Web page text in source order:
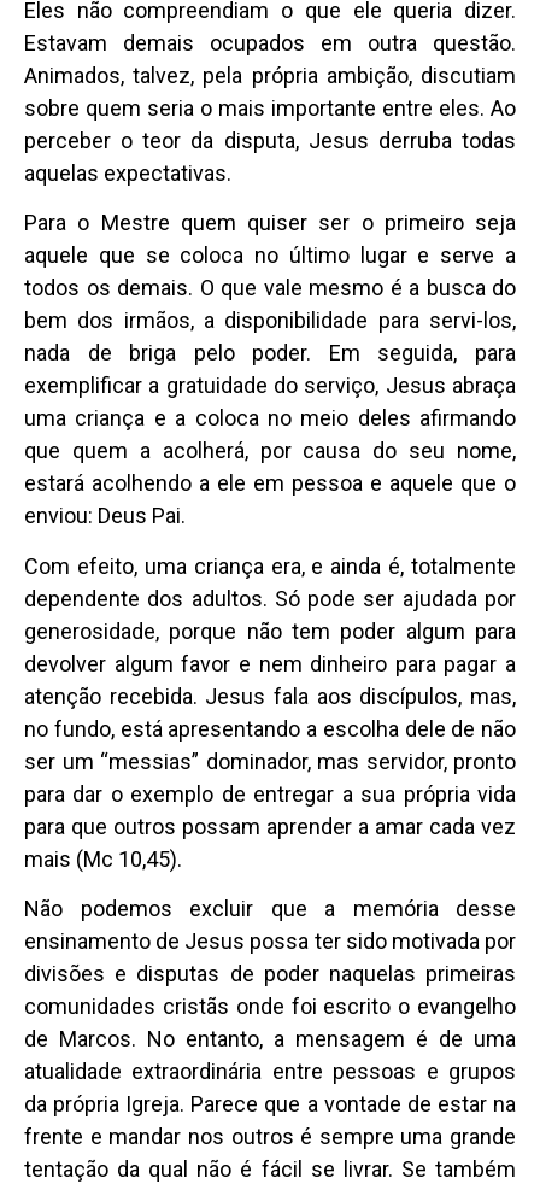
Eles não compreendiam o que ele queria dizer.
Estavam demais ocupados em outra questão.
Animados, talvez, pela própria ambição, discutiam
sobre quem seria o mais importante entre eles. Ao
perceber o teor da disputa, Jesus derruba todas
aquelas expectativas.
Para o Mestre quem quiser ser o primeiro seja
aquele que se coloca no último lugar e serve a
todos os demais. O que vale mesmo é a busca do
bem dos irmãos, a disponibilidade para servi-los,
nada de briga pelo poder. Em seguida, para
exemplificar a gratuidade do serviço, Jesus abraça
uma criança e a coloca no meio deles afirmando
que quem a acolherá, por causa do seu nome,
estará acolhendo a ele em pessoa e aquele que o
enviou: Deus Pai.
Com efeito, uma criança era, e ainda é, totalmente
dependente dos adultos. Só pode ser ajudada por
generosidade, porque não tem poder algum para
devolver algum favor e nem dinheiro para pagar a
atenção recebida. Jesus fala aos discípulos, mas,
no fundo, está apresentando a escolha dele de não
ser um “messias” dominador, mas servidor, pronto
para dar o exemplo de entregar a sua própria vida
para que outros possam aprender a amar cada vez
mais (Mc 10,45).
Não podemos excluir que a memória desse
ensinamento de Jesus possa ter sido motivada por
divisões e disputas de poder naquelas primeiras
comunidades cristãs onde foi escrito o evangelho
de Marcos. No entanto, a mensagem é de uma
atualidade extraordinária entre pessoas e grupos
da própria Igreja. Parece que a vontade de estar na
frente e mandar nos outros é sempre uma grande
tentação da qual não é fácil se livrar. Se também